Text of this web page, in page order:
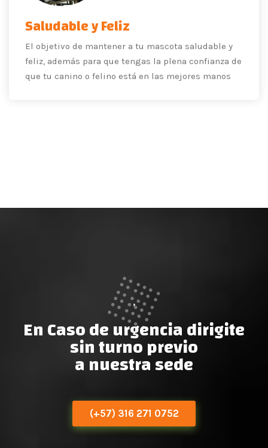
Saludable y Feliz
El objetivo de mantener a tu mascota saludable y
feliz, además para que tengas la plena confianza de
que tu canino o felino está en las mejores manos
,
En Caso de urgencia dirigite
sin turno previo
a nuestra sede
(+57) 316 271 0752